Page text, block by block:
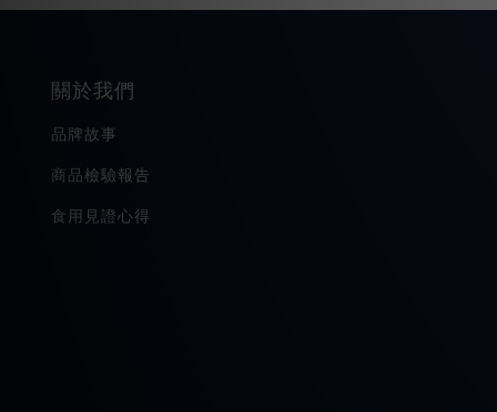
關於我們
品牌故事
商品檢驗報告
食用見證心得